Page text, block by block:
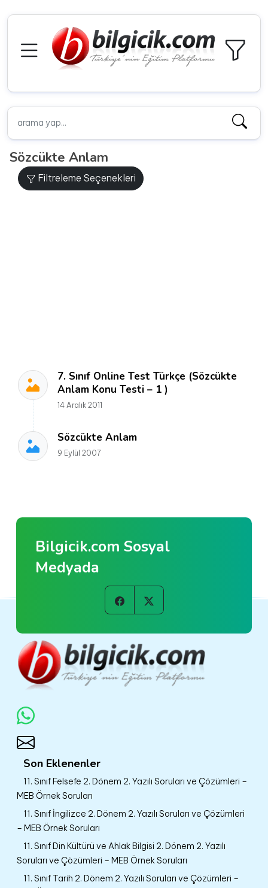
Sözcükte Anlam
Filtreleme Seçenekleri
7. Sınıf Online Test Türkçe (Sözcükte
Anlam Konu Testi – 1 )
14 Aralık 2011
Sözcükte Anlam
9 Eylül 2007
Bilgicik.com Sosyal
Medyada
Son Eklenenler
11. Sınıf Felsefe 2. Dönem 2. Yazılı Soruları ve Çözümleri –
MEB Örnek Soruları
11. Sınıf İngilizce 2. Dönem 2. Yazılı Soruları ve Çözümleri
– MEB Örnek Soruları
11. Sınıf Din Kültürü ve Ahlak Bilgisi 2. Dönem 2. Yazılı
Soruları ve Çözümleri – MEB Örnek Soruları
11. Sınıf Tarih 2. Dönem 2. Yazılı Soruları ve Çözümleri –